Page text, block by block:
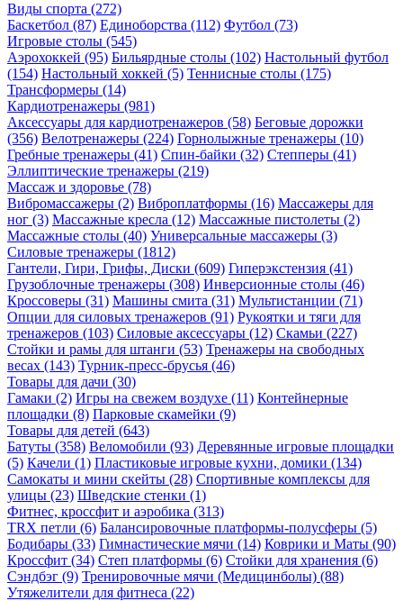
Виды спорта (272)
Баскетбол (87) Единоборства (112) Футбол (73)
Игровые столы (545)
Аэрохоккей (95) Бильярдные столы (102) Настольный футбол
(154) Настольный хоккей (5) Теннисные столы (175)
Трансформеры (14)
Кардиотренажеры (981)
Аксессуары для кардиотренажеров (58) Беговые дорожки
(356) Велотренажеры (224) Горнолыжные тренажеры (10)
Гребные тренажеры (41) Спин-байки (32) Степперы (41)
Эллиптические тренажеры (219)
Массаж и здоровье (78)
Вибромассажеры (2) Виброплатформы (16) Массажеры для
ног (3) Массажные кресла (12) Массажные пистолеты (2)
Массажные столы (40) Универсальные массажеры (3)
Силовые тренажеры (1812)
Гантели, Гири, Грифы, Диски (609) Гиперэкстензия (41)
Грузоблочные тренажеры (308) Инверсионные столы (46)
Кроссоверы (31) Машины смита (31) Мультистанции (71)
Опции для силовых тренажеров (91) Рукоятки и тяги для
тренажеров (103) Силовые аксессуары (12) Скамьи (227)
Стойки и рамы для штанги (53) Тренажеры на свободных
весах (143) Турник-пресс-брусья (46)
Товары для дачи (30)
Гамаки (2) Игры на свежем воздухе (11) Контейнерные
площадки (8) Парковые скамейки (9)
Товары для детей (643)
Батуты (358) Веломобили (93) Деревянные игровые площадки
(5) Качели (1) Пластиковые игровые кухни, домики (134)
Самокаты и мини скейты (28) Спортивные комплексы для
улицы (23) Шведские стенки (1)
Фитнес, кроссфит и аэробика (313)
TRX петли (6) Балансировочные платформы-полусферы (5)
Бодибары (33) Гимнастические мячи (14) Коврики и Маты (90)
Кроссфит (34) Степ платформы (6) Стойки для хранения (6)
Сэндбэг (9) Тренировочные мячи (Медицинболы) (88)
Утяжелители для фитнеса (22)